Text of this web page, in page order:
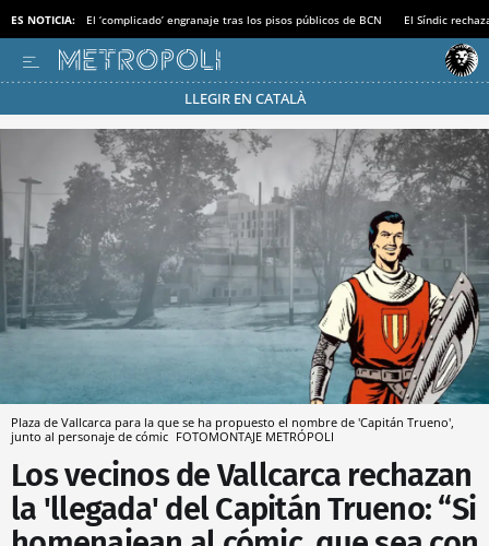
ES NOTICIA: El ‘complicado’ engranaje tras los pisos públicos de BCN El Síndic
LLEGIR EN CATALÀ
Pásate al MODO AHORRO
Plaza de Vallcarca para la que se ha propuesto el nombre de 'Capitán Trueno',
junto al personaje de cómic FOTOMONTAJE METRÓPOLI
Los vecinos de Vallcarca rechazan
la 'llegada' del Capitán Trueno: “Si